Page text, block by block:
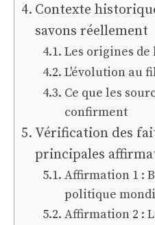
Contexte
savons réellement
Les origines
L'évolution au
Ce que les
confirment
Vérification des
principales
Affirmation 1 :
politique
Affirmation 2 :